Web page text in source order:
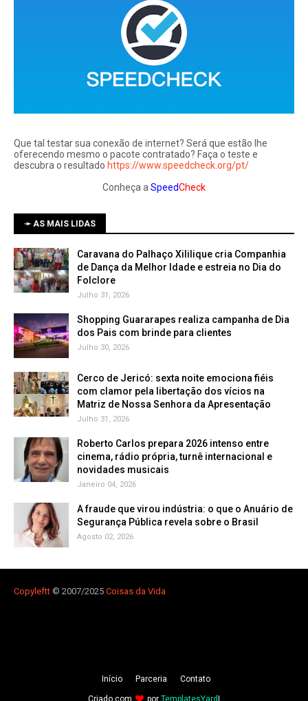
Que tal testar sua conexão de internet? Será que estão lhe
oferecendo mesmo o pacote contratado? Faça o teste e
descubra o resultado https://www.speedcheck.org/pt/
Conheça a SpeedCheck
➛ AS MAIS LIDAS
Caravana do Palhaço Xililique cria Companhia
de Dança da Melhor Idade e estreia no Dia do
Folclore
Julho 31, 2026
Shopping Guararapes realiza campanha de Dia
dos Pais com brinde para clientes
Julho 30, 2026
Cerco de Jericó: sexta noite emociona fiéis
com clamor pela libertação dos vícios na
Matriz de Nossa Senhora da Apresentação
Julho 31, 2026
Roberto Carlos prepara 2026 intenso entre
cinema, rádio própria, turnê internacional e
novidades musicais
Janeiro 04, 2026
A fraude que virou indústria: o que o Anuário de
Segurança Pública revela sobre o Brasil
Agosto 02, 2026
Copyleftt © 2007/2025 Coisas da Vida
Iní­cio Parceria Contato
Criado com por TemplatesYard|